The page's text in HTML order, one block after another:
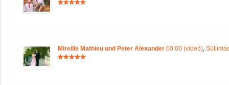
Mireille Mathieu und Peter Alexander 00:00 (videó),